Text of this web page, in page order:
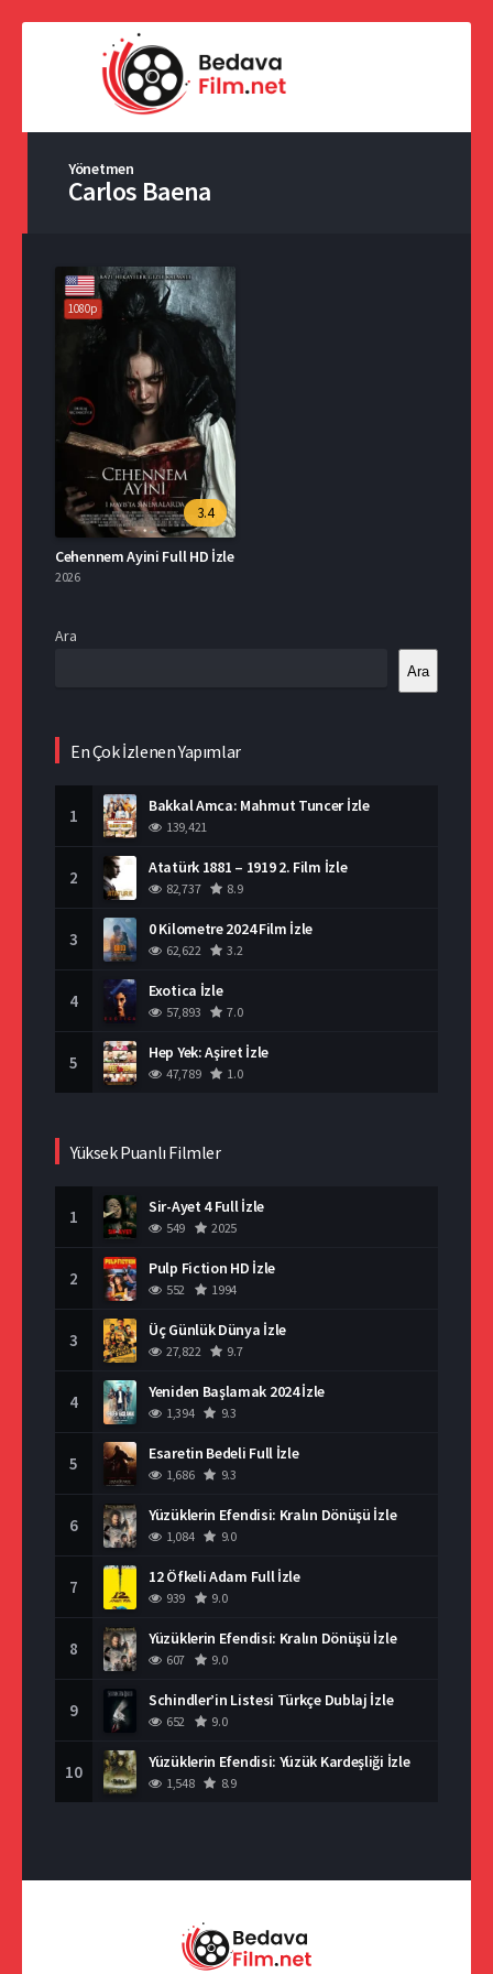
Yönetmen
Carlos Baena
1080p
3.4
Cehennem Ayini Full HD İzle
2026
Ara
Ara
En Çok İzlenen Yapımlar
1 Bakkal Amca: Mahmut Tuncer İzle
139,421
2 Atatürk 1881 – 1919 2. Film İzle
82,737 8.9
3 0 Kilometre 2024 Film İzle
62,622 3.2
4 Exotica İzle
57,893 7.0
5 Hep Yek: Aşiret İzle
47,789 1.0
Yüksek Puanlı Filmler
1 Sir-Ayet 4 Full İzle
549 2025
2 Pulp Fiction HD İzle
552 1994
3 Üç Günlük Dünya İzle
27,822 9.7
4 Yeniden Başlamak 2024 İzle
1,394 9.3
5 Esaretin Bedeli Full İzle
1,686 9.3
6 Yüzüklerin Efendisi: Kralın Dönüşü İzle
1,084 9.0
7 12 Öfkeli Adam Full İzle
939 9.0
8 Yüzüklerin Efendisi: Kralın Dönüşü İzle
607 9.0
9 Schindler’in Listesi Türkçe Dublaj İzle
652 9.0
10 Yüzüklerin Efendisi: Yüzük Kardeşliği İzle
1,548 8.9